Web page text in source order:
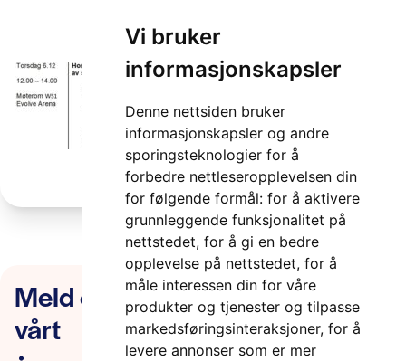
Vi bruker
informasjonskapsler
Denne nettsiden bruker
informasjonskapsler og andre
sporingsteknologier for å
forbedre nettleseropplevelsen din
for følgende formål: for å aktivere
grunnleggende funksjonalitet på
nettstedet, for å gi en bedre
opplevelse på nettstedet, for å
måle interessen din for våre
produkter og tjenester og tilpasse
markedsføringsinteraksjoner, for å
levere annonser som er mer
H2020program
2 minutter
Meld deg på nyhetsbrevet
vårt